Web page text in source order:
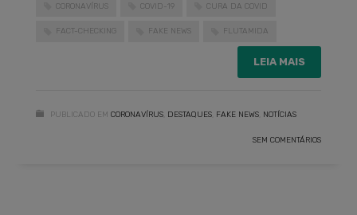
CORONAVÍRUS COVID-19 CURA DA COVID
FACT-CHECKING FAKE NEWS FLUTAMIDA
LEIA MAIS
PUBLICADO EM CORONAVÍRUS DESTAQUES FAKE NEWS NOTÍCIAS
SEM COMENTÁRIOS